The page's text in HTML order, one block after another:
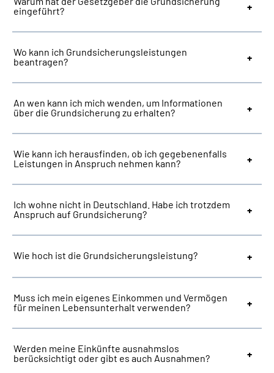
Language
Inhalte in Gebärdensprache (DGS)
Leichte Sprache
Mein Kundenportal
eingeführt?
Wo kann ich Grundsicherungsleistungen
beantragen?
An wen kann ich mich wenden, um Informationen
über die Grundsicherung zu erhalten?
Wie kann ich herausfinden, ob ich gegebenenfalls
Leistungen in Anspruch nehmen kann?
Ich wohne nicht in Deutschland. Habe ich trotzdem
Anspruch auf Grundsicherung?
Wie hoch ist die Grundsicherungsleistung?
Muss ich mein eigenes Einkommen und Vermögen
für meinen Lebensunterhalt verwenden?
Werden meine Einkünfte ausnahmslos
berücksichtigt oder gibt es auch Ausnahmen?